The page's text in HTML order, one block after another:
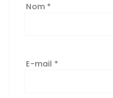
Nom *
E-mail *